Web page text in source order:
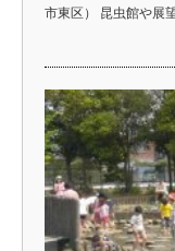
市東区） 昆虫館や展